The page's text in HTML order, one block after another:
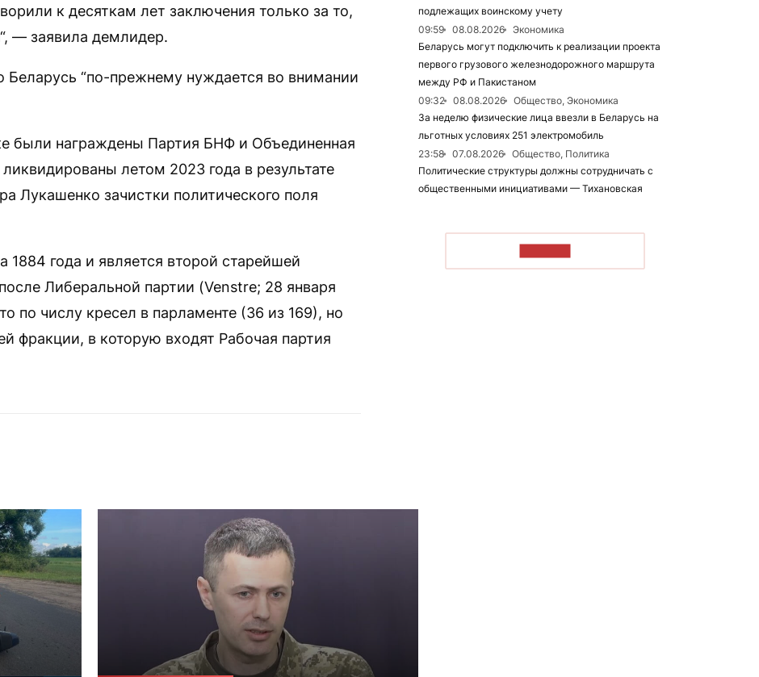
к десяткам лет заключения только за то,
— заявила демлидер.
Беларусь “по-прежнему нуждается во внимании
были награждены Партия БНФ и Объединенная
летом 2023 года в результате
Лукашенко зачистки политического поля
1884 года и является второй старейшей
Либеральной партии (Venstre; 28 января
по числу кресел в парламенте (36 из 169), но
фракции, в которую входят Рабочая партия
подлежащих воинскому учету
09:59
08.08.2026
Экономика
Беларусь могут подключить к реализации проекта
первого грузового железнодорожного маршрута
между РФ и Пакистаном
09:32
08.08.2026
Общество, Экономика
За неделю физические лица ввезли в Беларусь на
льготных условиях 251 электромобиль
23:58
07.08.2026
Общество, Политика
Политические структуры должны сотрудничать с
общественными инициативами — Тихановская